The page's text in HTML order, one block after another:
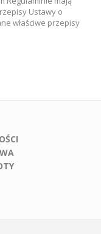
Ustawy o
właściwe przepisy